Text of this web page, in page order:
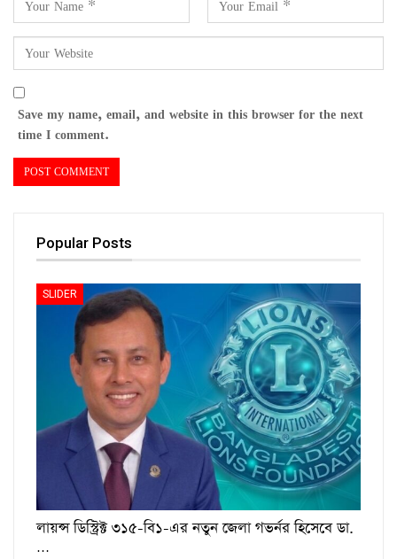
Save my name, email, and website in this browser for the next
time I comment.
Popular Posts
SLIDER
লায়ন্স ডিস্ট্রিক্ট ৩১৫-বি১-এর নতুন জেলা গভর্নর হিসেবে ডা.
…